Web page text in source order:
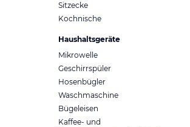
Sitzecke
Kochnische
Haushaltsgeräte
Mikrowelle
Geschirrspüler
Hosenbügler
Waschmaschine
Bügeleisen
Kaffee- und